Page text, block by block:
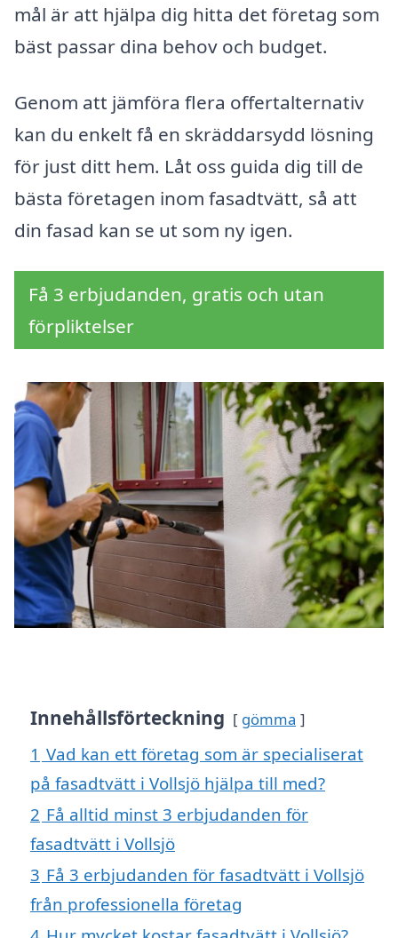
mål är att hjälpa dig hitta det företag som
bäst passar dina behov och budget.
Genom att jämföra flera offertalternativ
kan du enkelt få en skräddarsydd lösning
för just ditt hem. Låt oss guida dig till de
bästa företagen inom fasadtvätt, så att
din fasad kan se ut som ny igen.
Få 3 erbjudanden, gratis och utan
förpliktelser
Innehållsförteckning gömma
1 Vad kan ett företag som är specialiserat
på fasadtvätt i Vollsjö hjälpa till med?
2 Få alltid minst 3 erbjudanden för
fasadtvätt i Vollsjö
3 Få 3 erbjudanden för fasadtvätt i Vollsjö
från professionella företag